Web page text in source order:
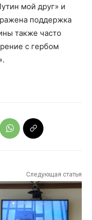
мой друг» и
поддержка
также часто
с гербом
Следующая статья